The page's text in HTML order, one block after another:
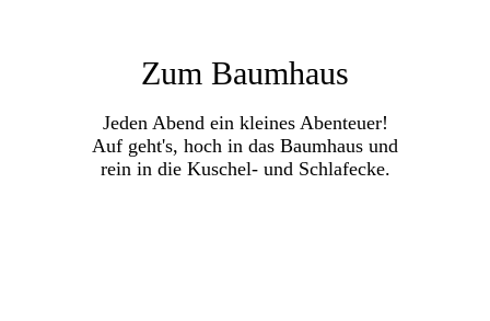
Zum Baumhaus
Jeden Abend ein kleines Abenteuer!
Auf geht's, hoch in das Baumhaus und
rein in die Kuschel- und Schlafecke.